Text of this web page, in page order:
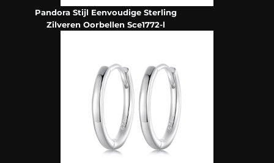
Pandora Stijl Eenvoudige Sterling
Zilveren Oorbellen Sce1772-l